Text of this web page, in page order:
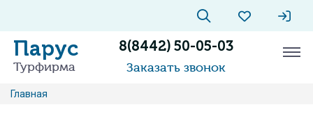
Парус
Турфирма
8(8442) 50-05-03
Заказать звонок
Главная